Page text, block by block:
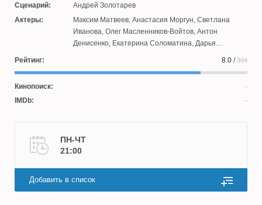
Сценарий:
Андрей Золотарев
Актеры:
Максим Матвеев, Анастасия Моргун, Светлана
Иванова, Олег Масленников-Войтов, Антон
Денисенко, Екатерина Соломатина, Дарья
Рейтинг: 8.0 /394
Кинопоиск:
IMDb:
ПН-ЧТ
21:00
Добавить в список